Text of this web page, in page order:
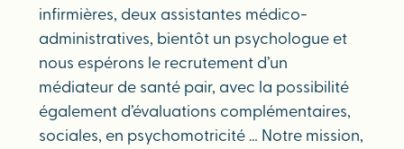
infirmières, deux assistantes médico-
administratives, bientôt un psychologue et
nous espérons le recrutement d’un
médiateur de santé pair, avec la possibilité
également d’évaluations complémentaires,
sociales, en psychomotricité … Notre mission,